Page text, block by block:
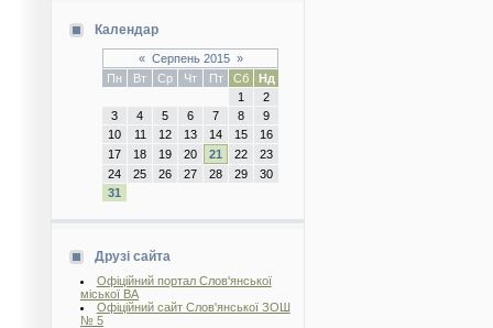
Календар
« Серпень 2015 »
Пн
Вт Ср Чт Пт Сб
Нд
1
2
3
4 5 6 7 8
9
10
11 12 13 14 15
16
17
18 19 20 21 22
23
24
25 26 27 28 29
30
31
Друзі сайта
Офіційний портал Слов'янської
міської ВА
Офіційний сайт Слов'янської ЗОШ
№ 5